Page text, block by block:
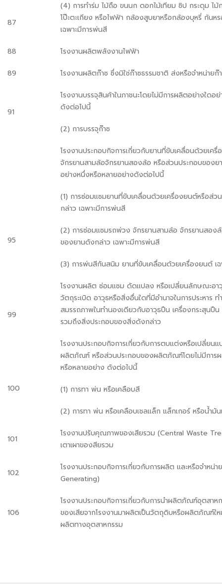
87
(4) การทำร่ม ไม้ถือ ขนนก ดอกไม้เทียม ซิป กระดุม ไม้
โป๊ะตะเกียง หรือไฟฟ้า กล้องสูบยาหรือกล้องบุหรี่ ก้นห
เฉพาะมีการพ่นสี
88 โรงงานผลิตพลังงานไฟฟ้า
89 โรงงานผลิตก๊าซ ซึ่งมิใช่ก๊าซธรรมชาติ ส่งหรือจำหน่ายก๊
91
โรงงานบรรจุสินค้าในภาชนะโดยไม่มีการผลิตอย่างใดอ
ดังต่อไปนี้
(2) การบรรจุก๊าซ
95
โรงงานประกอบกิจการเกี่ยวกับยานที่ขับเคลื่อนด้วยเค
จักรยานสามล้อจักรยานสองล้อ หรือส่วนประกอบของย
อย่างหนึ่งหรือหลายอย่างดังต่อไปนี้
(1) การซ่อมแซมยานที่ขับเคลื่อนด้วยเครื่องยนต์หรือส่ว
กล่าว เฉพาะมีการพ่นสี
(2) การซ่อมแซมรถพ่วง จักรยานสามล้อ จักรยานสอง
ของยานดังกล่าว เฉพาะมีการพ่นสี
(3) การพ่นสีกันสนิม ยานที่ขับเคลื่อนด้วยเครื่องยนต์ เ
99
โรงงานผลิต ซ่อมแซม ดัดแปลง หรือเปลี่ยนลักษณะอา
วัตถุระเบิด อาวุธหรือสิ่งอื่นใดที่มีอำนาจในการประหาร
สมรรถภาพในทำนองเดียวกับอาวุธปืน เครื่องกระสุนปืน
รวมถึงสิ่งประกอบของสิ่งดังกล่าว
100
โรงงานประกอบกิจการเกี่ยวกับการตบแต่งหรือเปลี่ย
ผลิตภัณฑ์ หรือส่วนประกอบของผลิตภัณฑ์โดยไม่มีการ
หรือหลายอย่าง ดังต่อไปนี้
(1) การทา พ่น หรือเคลือบสี
(2) การทา พ่น หรือเคลือบเชลแล็ก แล็กเกอร์ หรือน้ำมัน
101
โรงงานปรับคุณภาพของเสียรวม (Central Waste
เตาเผาของสียรวม
102
โรงงานประกอบกิจการเกี่ยวกับการผลิต และหรือจำหน่า
Generating)
106
โรงงานประกอบกิจการเกี่ยวกับการนำผลิตภัณฑ์อุตสาห
ของเสียจากโรงงานมาผลิตเป็นวัตถุดิบหรือผลิตภัณฑ์ให
ผลิตทางอุตสาหกรรม